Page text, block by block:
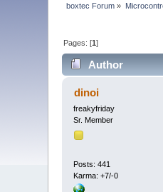
boxtec Forum »
Pages: [1]
Author
dinoi
freakyfriday
Sr. Member
Posts: 441
Karma: +7/-0